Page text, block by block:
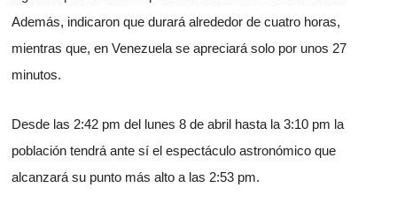
Además, indicaron que durará alrededor de cuatro horas,
mientras que, en Venezuela se apreciará solo por unos 27
minutos.
Desde las 2:42 pm del lunes 8 de abril hasta la 3:10 pm la
población tendrá ante sí el espectáculo astronómico que
alcanzará su punto más alto a las 2:53 pm.